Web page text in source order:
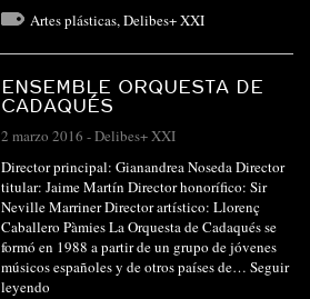
Artes plásticas, Delibes+ XXI
ENSEMBLE ORQUESTA DE
CADAQUÉS
2 marzo 2016 -Delibes+ XXI
Director principal: Gianandrea Noseda Director
titular: Jaime Martín Director honorífico: Sir
Neville Marriner Director artístico: Llorenç
Caballero Pàmies La Orquesta de Cadaqués se
formó en 1988 a partir de un grupo de jóvenes
músicos españoles y de otros países de… Seguir
leyendo